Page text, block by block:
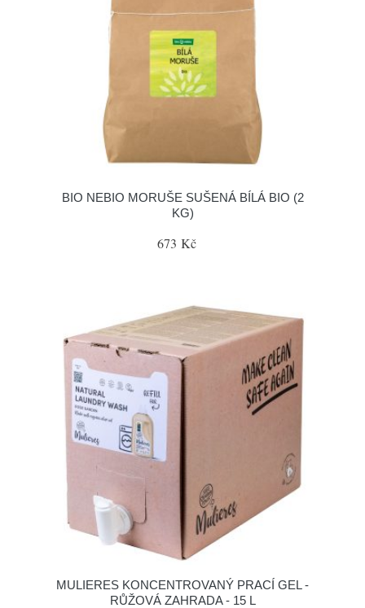
BIO NEBIO MORUŠE SUŠENÁ BÍLÁ BIO (2
KG)
673 Kč
MULIERES KONCENTROVANÝ PRACÍ GEL -
RŮŽOVÁ ZAHRADA - 15 L